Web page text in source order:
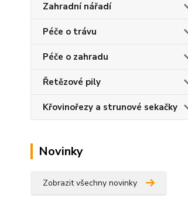
Zahradní nářadí
Péče o trávu
Péče o zahradu
Řetězové pily
Křovinořezy a strunové sekačky
Novinky
Zobrazit všechny novinky